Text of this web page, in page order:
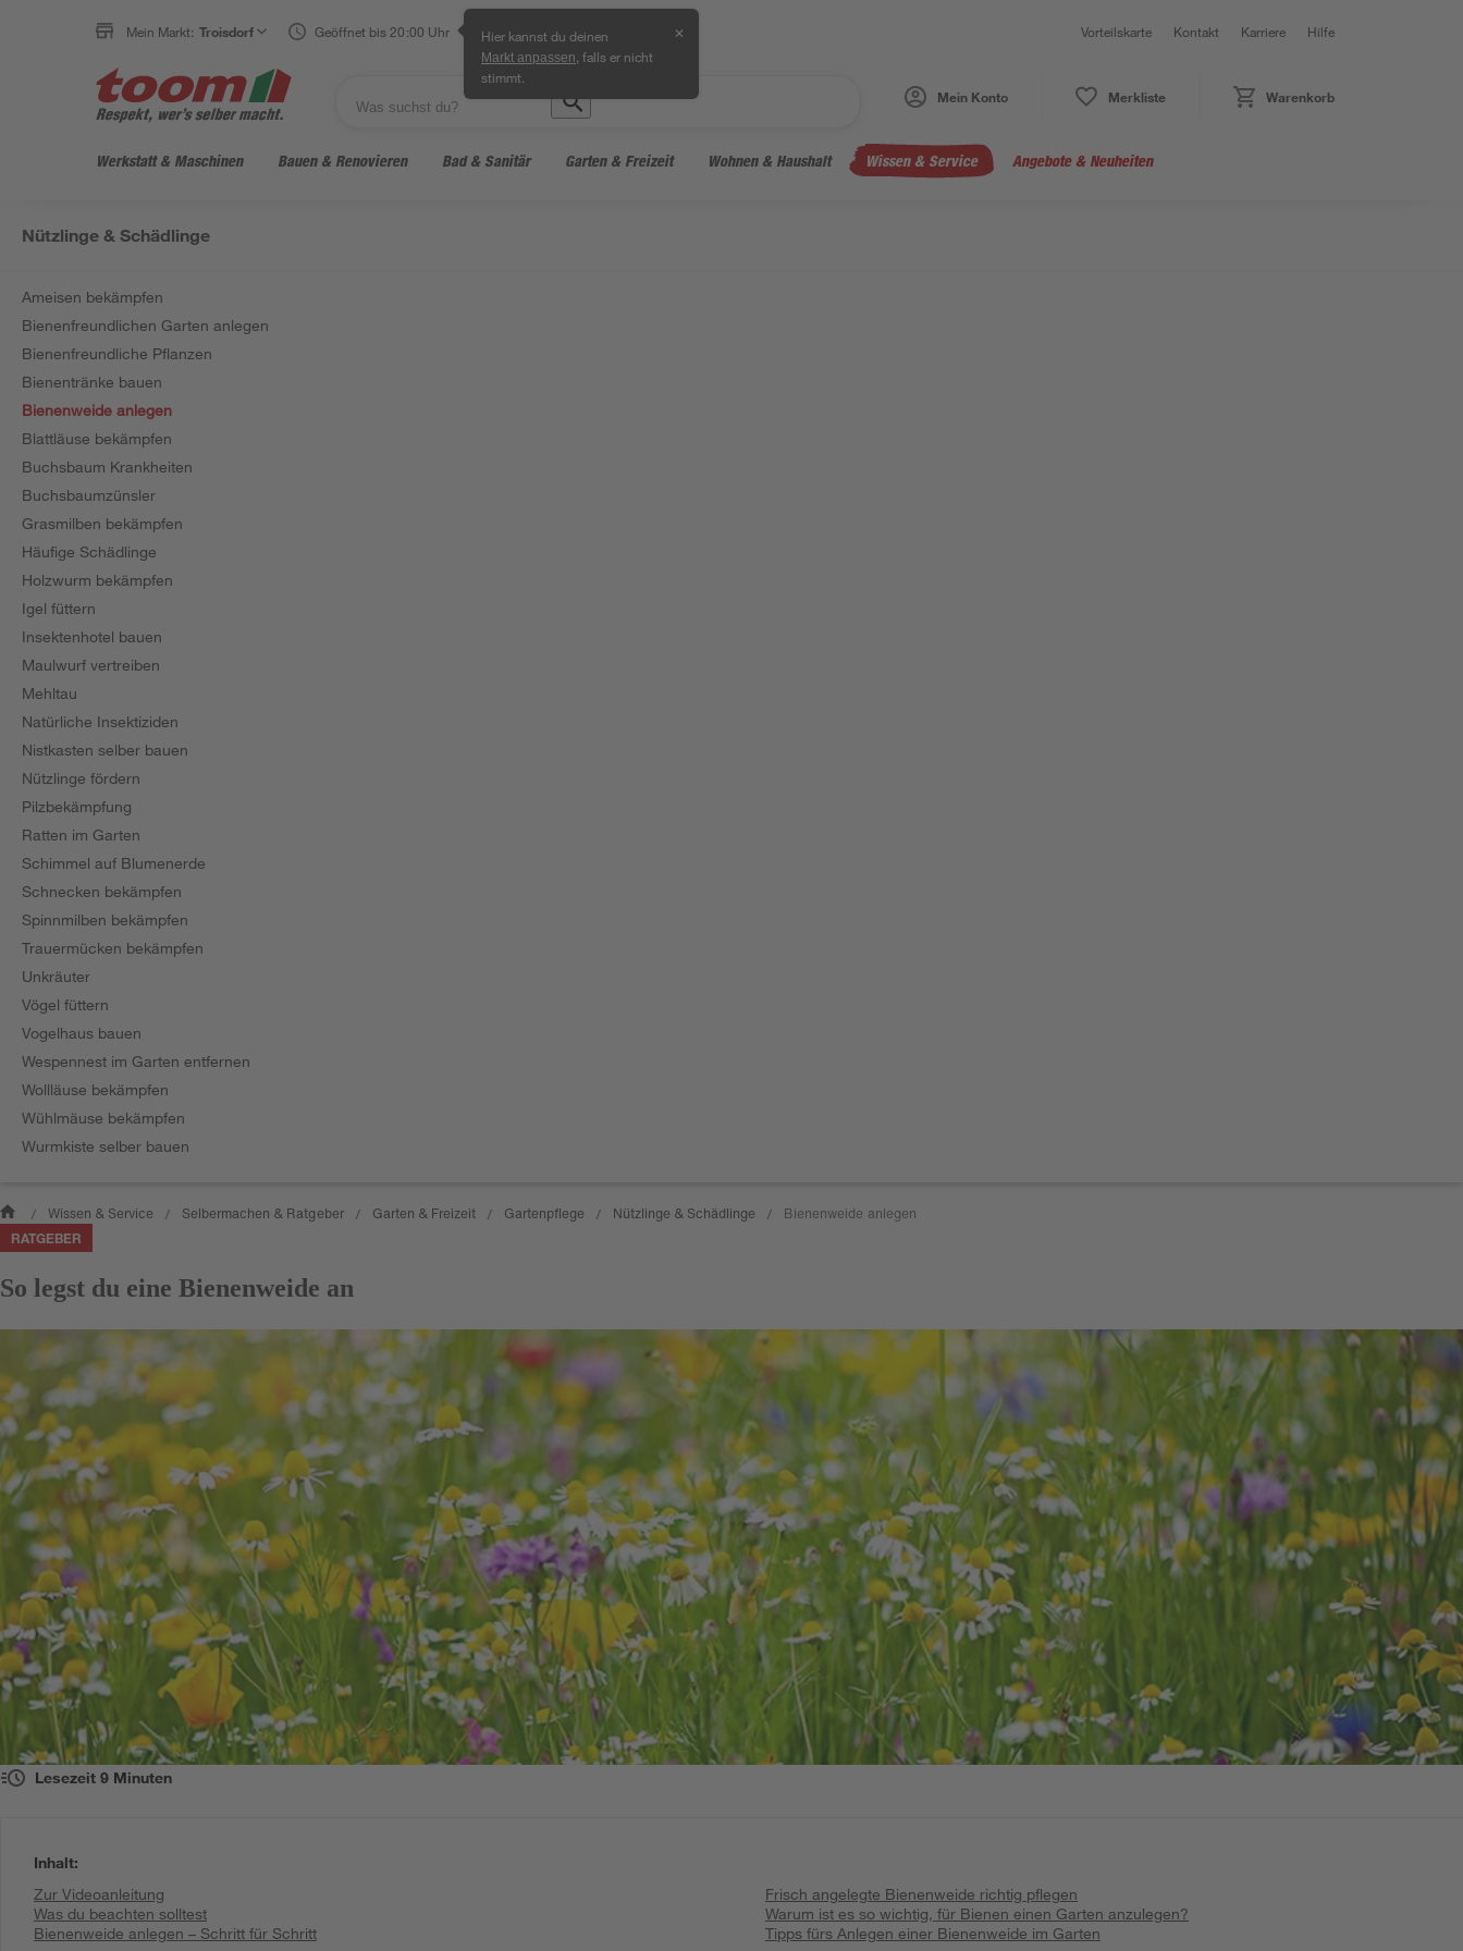
Mein Markt: Troisdorf Geöffnet bis 20:00 Uhr Hier kannst du deinen
Markt anpassen , falls er nicht
stimmt.
✕ Vorteilskarte Kontakt Karriere Hilfe
Mein Konto Merkliste Warenkorb
Werkstatt & Maschinen Bauen & Renovieren Bad & Sanitär Garten & Freizeit Wohnen & Haushalt Wissen & Service Angebote & Neuheiten
Nützlinge & Schädlinge
Ameisen bekämpfen
Bienenfreundlichen Garten anlegen
Bienenfreundliche Pflanzen
Bienentränke bauen
Bienenweide anlegen
Blattläuse bekämpfen
Buchsbaum Krankheiten
Buchsbaumzünsler
Grasmilben bekämpfen
Häufige Schädlinge
Holzwurm bekämpfen
Igel füttern
Insektenhotel bauen
Maulwurf vertreiben
Mehltau
Natürliche Insektiziden
Nistkasten selber bauen
Nützlinge fördern
Pilzbekämpfung
Ratten im Garten
Schimmel auf Blumenerde
Schnecken bekämpfen
Spinnmilben bekämpfen
Trauermücken bekämpfen
Unkräuter
Vögel füttern
Vogelhaus bauen
Wespennest im Garten entfernen
Wollläuse bekämpfen
Wühlmäuse bekämpfen
Wurmkiste selber bauen
/ Wissen & Service / Selbermachen & Ratgeber / Garten & Freizeit / Gartenpflege / Nützlinge & Schädlinge / Bienenweide anlegen
RATGEBER
So legst du eine Bienenweide an
Lesezeit9 Minuten
Inhalt:
Zur Videoanleitung
Was du beachten solltest
Bienenweide anlegen – Schritt für Schritt
Frisch angelegte Bienenweide richtig pflegen
Warum ist es so wichtig, für Bienen einen Garten anzulegen?
Tipps fürs Anlegen einer Bienenweide im Garten